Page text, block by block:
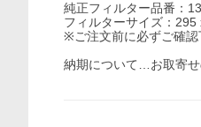
純正フィルター品番：
フィルターサイズ：295
※ご注文前に必ずご確認
納期について…お取寄